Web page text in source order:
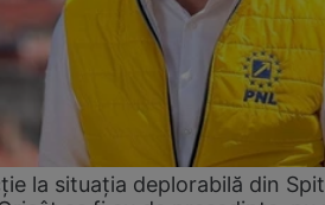
la situația deplorabilă din